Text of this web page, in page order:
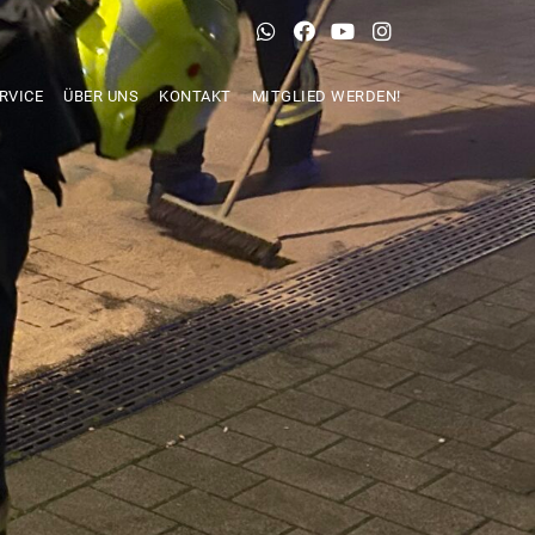
ÜBER UNS KONTAKT MITGLIED WERDEN!